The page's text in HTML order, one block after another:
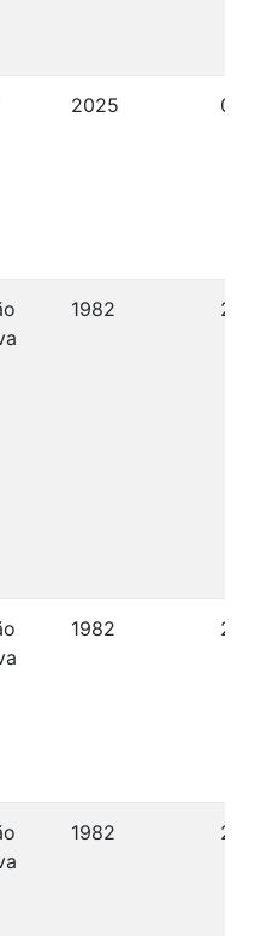
2025 08/
1982 28/
1982 28/
1982 22/